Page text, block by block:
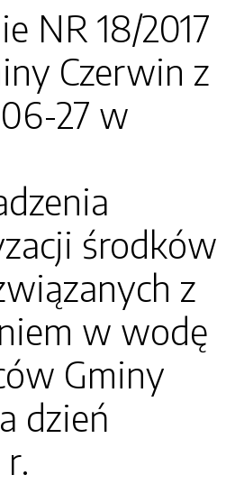
NR 18/2017
Czerwin z
27 w
środków
z
w wodę
Gminy
dzień